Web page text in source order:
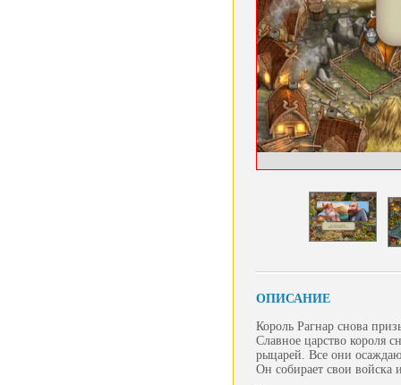
ОПИСАНИЕ
Король Рагнар снова
Славное царство короля
рыцарей. Все они
Он собирает свои войска